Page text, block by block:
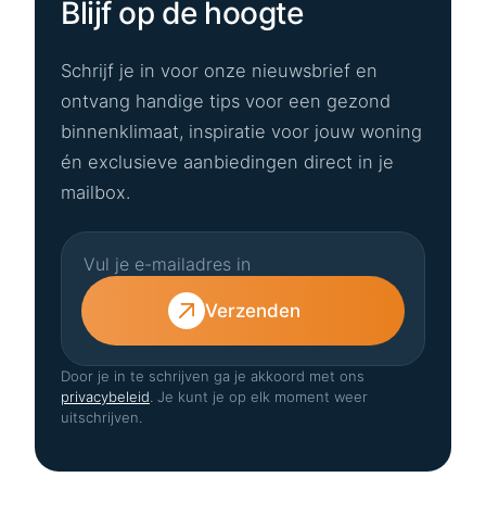
Blijf op de hoogte
Schrijf je in voor onze nieuwsbrief en
ontvang handige tips voor een gezond
binnenklimaat, inspiratie voor jouw woning
én exclusieve aanbiedingen direct in je
mailbox.
Verzenden
Door je in te schrijven ga je akkoord met ons
privacybeleid . Je kunt je op elk moment weer
uitschrijven.